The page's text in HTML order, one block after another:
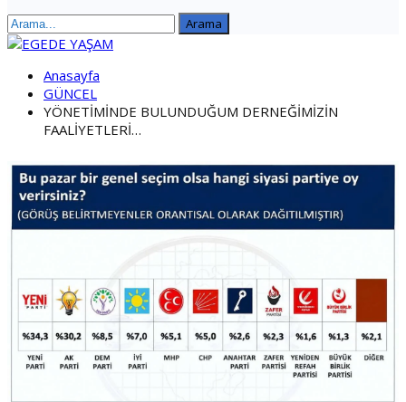
Anasayfa
GÜNCEL
YÖNETİMİNDE BULUNDUĞUM DERNEĞİMİZİN
FAALİYETLERİ…